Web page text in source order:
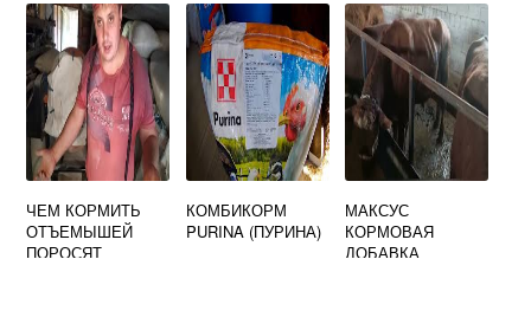
ДОМАШНИХ
УСЛОВИЯХ
ЗИМОЙ
УСЛОВИЯХ
ПОСЛЕ
ИНКУБАТОРА И
ПОИТЬ
ЧЕМ КОРМИТЬ
ОТЪЕМЫШЕЙ
ПОРОСЯТ
КОМБИКОРМ
PURINA (ПУРИНА)
МАКСУС
КОРМОВАЯ
ДОБАВКА